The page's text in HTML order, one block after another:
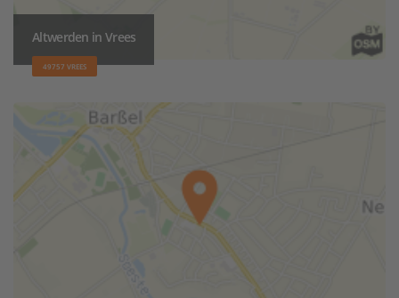
Altwerden in Vrees
49757 VREES